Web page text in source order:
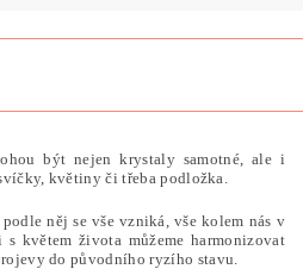
být nejen krystaly samotné, ale i
květiny či třeba podložka.
něj se vše vzniká, vše kolem nás v
květem života můžeme harmonizovat
do původního ryzího stavu.